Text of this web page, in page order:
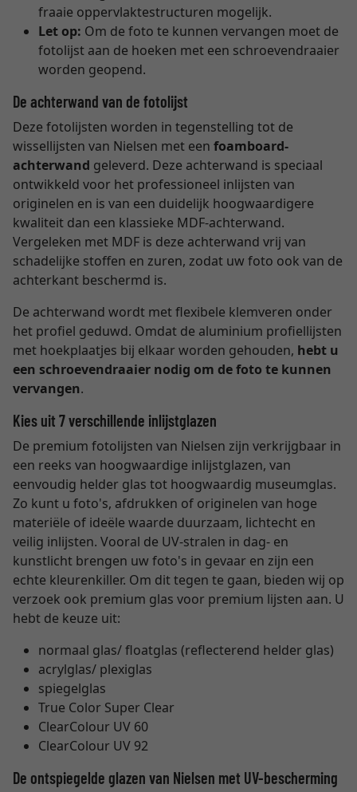
fraaie oppervlaktestructuren mogelijk.
Let op: Om de foto te kunnen vervangen moet de
fotolijst aan de hoeken met een schroevendraaier
worden geopend.
De achterwand van de fotolijst
Deze fotolijsten worden in tegenstelling tot de
wissellijsten van Nielsen met een foamboard-
achterwand geleverd. Deze achterwand is speciaal
ontwikkeld voor het professioneel inlijsten van
originelen en is van een duidelijk hoogwaardigere
kwaliteit dan een klassieke MDF-achterwand.
Vergeleken met MDF is deze achterwand vrij van
schadelijke stoffen en zuren, zodat uw foto ook van de
achterkant beschermd is.
De achterwand wordt met flexibele klemveren onder
het profiel geduwd. Omdat de aluminium profiellijsten
met hoekplaatjes bij elkaar worden gehouden, hebt u
een schroevendraaier nodig om de foto te kunnen
vervangen.
Kies uit 7 verschillende inlijstglazen
De premium fotolijsten van Nielsen zijn verkrijgbaar in
een reeks van hoogwaardige inlijstglazen, van
eenvoudig helder glas tot hoogwaardig museumglas.
Zo kunt u foto's, afdrukken of originelen van hoge
materiële of ideële waarde duurzaam, lichtecht en
veilig inlijsten. Vooral de UV-stralen in dag- en
kunstlicht brengen uw foto's in gevaar en zijn een
echte kleurenkiller. Om dit tegen te gaan, bieden wij op
verzoek ook premium glas voor premium lijsten aan. U
hebt de keuze uit:
normaal glas/ floatglas (reflecterend helder glas)
acrylglas/ plexiglas
spiegelglas
True Color Super Clear
ClearColour UV 60
ClearColour UV 92
De ontspiegelde glazen van Nielsen met UV-bescherming